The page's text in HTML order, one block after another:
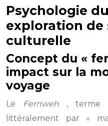
Psychologie
exploration
culturelle
Concept du «
impact sur la
voyage
Le Fernweh , terme
littéralement par «